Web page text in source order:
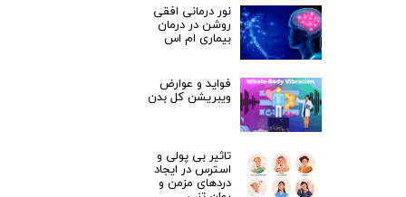
نور درمانی افقی
روشن در درمان
بیماری ام اس
فواید و عوارض
ویبریشن کل بدن
تاثیر بی پولی و
استرس در ایجاد
دردهای مزمن و